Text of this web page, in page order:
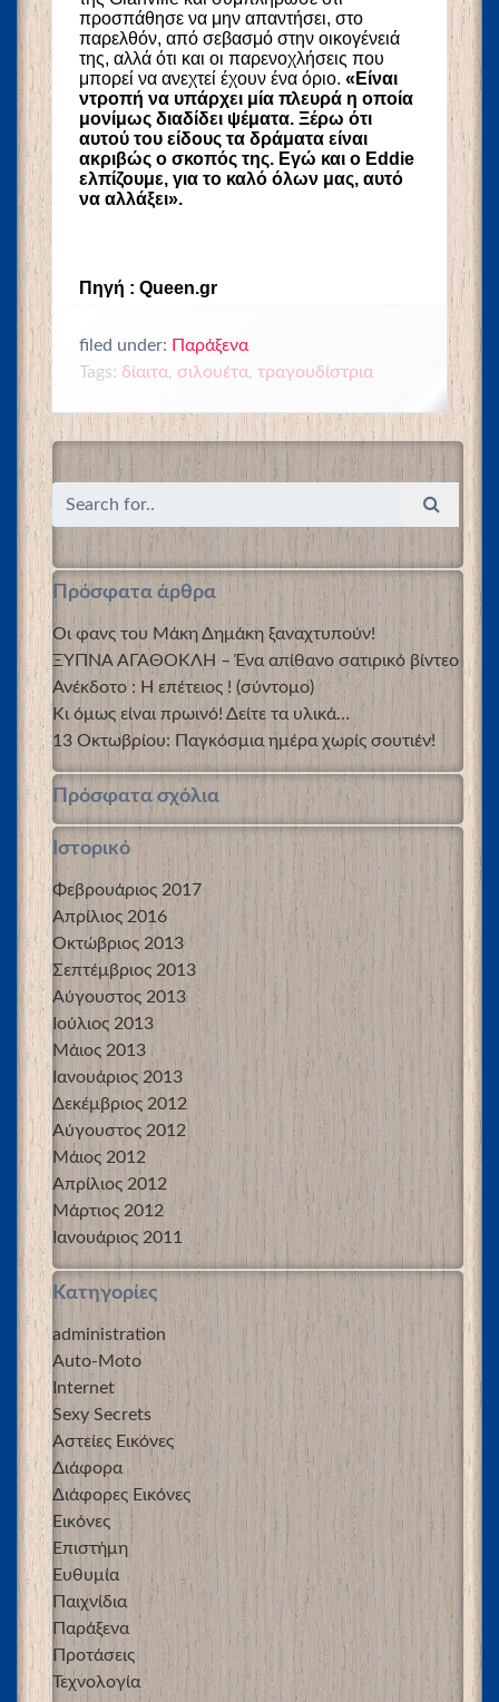
προσπάθησε να μην απαντήσει, στο
παρελθόν, από σεβασμό στην οικογένειά
της, αλλά ότι και οι παρενοχλήσεις που
μπορεί να ανεχτεί έχουν ένα όριο. «Είναι
ντροπή να υπάρχει μία πλευρά η οποία
μονίμως διαδίδει ψέματα. Ξέρω ότι
αυτού του είδους τα δράματα είναι
ακριβώς ο σκοπός της. Εγώ και ο Eddie
ελπίζουμε, για το καλό όλων μας, αυτό
να αλλάξει».
Πηγή : Queen.gr
filed under: Παράξενα
Tags: δίαιτα, σιλουέτα, τραγουδίστρια
Πρόσφατα άρθρα
Οι φανς του Μάκη Δημάκη ξαναχτυπούν!
ΞΥΠΝΑ ΑΓΑΘΟΚΛΗ – Ένα απίθανο σατιρικό βίντεο
Ανέκδοτο : Η επέτειος ! (σύντομο)
Κι όμως είναι πρωινό! Δείτε τα υλικά…
13 Οκτωβρίου: Παγκόσμια ημέρα χωρίς σουτιέν!
Πρόσφατα σχόλια
Ιστορικό
Φεβρουάριος 2017
Απρίλιος 2016
Οκτώβριος 2013
Σεπτέμβριος 2013
Αύγουστος 2013
Ιούλιος 2013
Μάιος 2013
Ιανουάριος 2013
Δεκέμβριος 2012
Αύγουστος 2012
Μάιος 2012
Απρίλιος 2012
Μάρτιος 2012
Ιανουάριος 2011
Kατηγορίες
administration
Auto-Moto
Internet
Sexy Secrets
Αστείες Εικόνες
Διάφορα
Διάφορες Εικόνες
Εικόνες
Επιστήμη
Ευθυμία
Παιχνίδια
Παράξενα
Προτάσεις
Τεχνολογία